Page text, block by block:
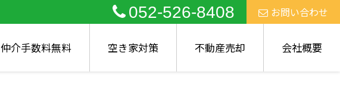
052-526-8408 お問い合わせ
仲介手数料無料 空き家対策 不動産売却 会社概要